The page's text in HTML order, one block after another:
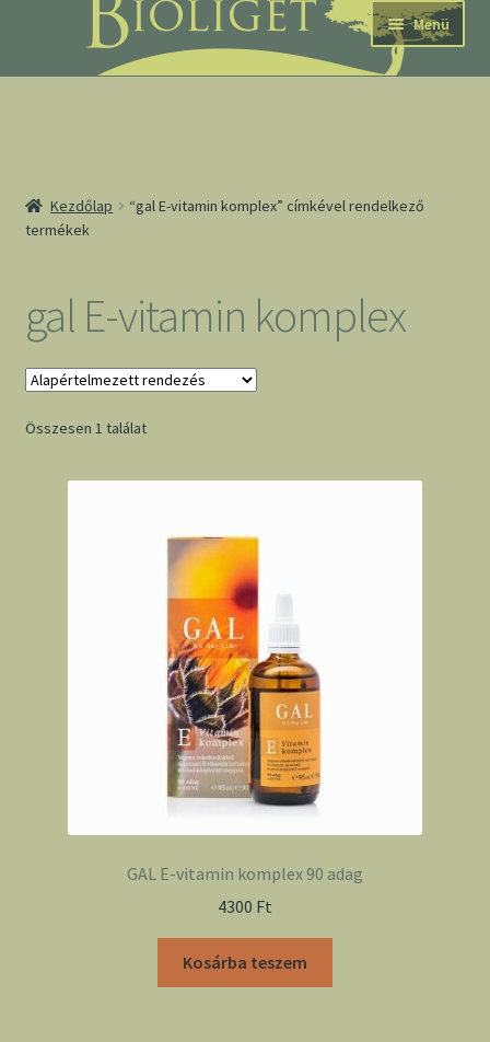
navigációhoz
tartalomba
Menü
Kezdőlap
“gal E-vitamin komplex” címkével rendelkező
termékek
gal E-vitamin komplex
Összesen 1 találat
GAL E-vitamin komplex 90 adag
4300 Ft
Kosárba teszem